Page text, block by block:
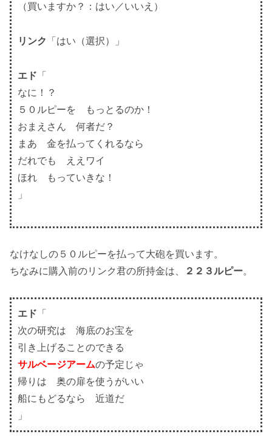
（買いますか？：はい／いいえ）
リンク 「はい（選択）」
エド 「
なに！？
５０ルピーを もっとるのか！
おまえさん 何者だ？
まあ 金を払ってくれるなら
だれでも ええワイ
ほれ もっていきな！
」
なけなしの５０ルピーを払って大砲を買います。
ちなみに購入前のリンク君の所持金は、
２２３ルピー。
エド 「
次の研究は 海底のお宝を
引き上げることのできる
サルベージアームの予定じゃ
帰りは 奥の扉を使うがいい
船にもどるなら 近道だ
」